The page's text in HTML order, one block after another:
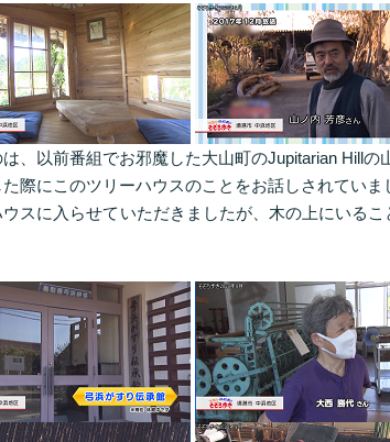
、以前番組でお邪魔した大山町のJupitarian Hillの
際にこのツリーハウスのことをお話しされていま
ウスに入らせていただきましたが、木の上にいる